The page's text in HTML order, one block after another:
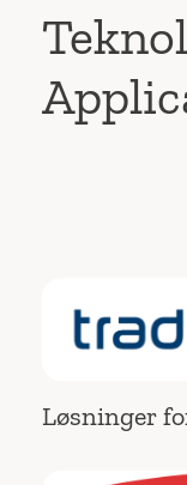
Menneskene
Om oss
Jobb hos oss
Kontakt oss
Løsninger